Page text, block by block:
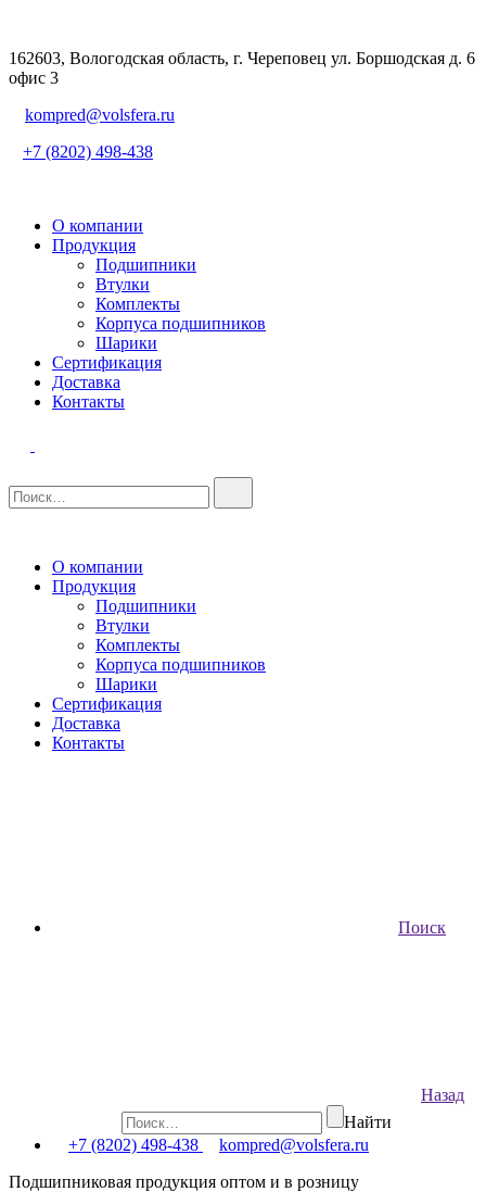
162603, Вологодская область, г. Череповец ул. Боршодская д. 6
офис 3
kompred@volsfera.ru
+7 (8202) 498-438
О компании
Продукция
Подшипники
Втулки
Комплекты
Корпуса подшипников
Шарики
Сертификация
Доставка
Контакты
О компании
Продукция
Подшипники
Втулки
Комплекты
Корпуса подшипников
Шарики
Сертификация
Доставка
Контакты
Поиск
Назад
Найти
+7 (8202) 498-438
kompred@volsfera.ru
Подшипниковая продукция оптом и в розницу